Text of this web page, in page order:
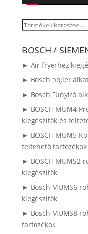
Keresés
következőre:
BOSCH /
► Air fryerhez
► Bosch bojler
► Bosch Fűnyíró
► BOSCH MUM4
kiegészítők és
► BOSCH MUM5
feltehető tartozékok
► BOSCH MUMS2
kiegészítők
► Bosch MUMS6
kiegészítők
► Bosch MUMS8
tartozékok